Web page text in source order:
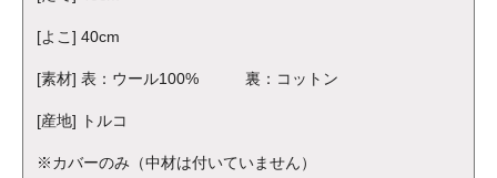
[よこ] 40cm
[素材] 表：ウール100% 裏：コットン
[産地] トルコ
※カバーのみ（中材は付いていません）